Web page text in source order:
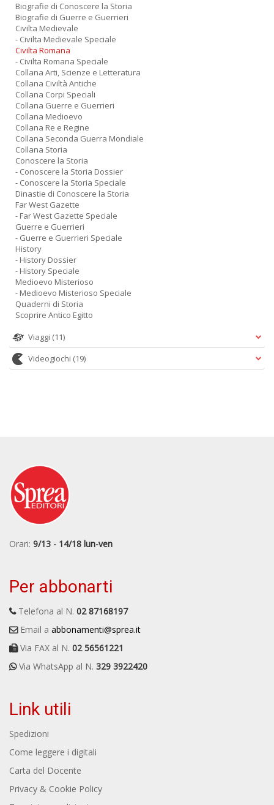
Biografie di Conoscere la Storia
Biografie di Guerre e Guerrieri
Civilta Medievale
- Civilta Medievale Speciale
Civilta Romana
- Civilta Romana Speciale
Collana Arti, Scienze e Letteratura
Collana Civiltà Antiche
Collana Corpi Speciali
Collana Guerre e Guerrieri
Collana Medioevo
Collana Re e Regine
Collana Seconda Guerra Mondiale
Collana Storia
Conoscere la Storia
- Conoscere la Storia Dossier
- Conoscere la Storia Speciale
Dinastie di Conoscere la Storia
Far West Gazette
- Far West Gazette Speciale
Guerre e Guerrieri
- Guerre e Guerrieri Speciale
History
- History Dossier
- History Speciale
Medioevo Misterioso
- Medioevo Misterioso Speciale
Quaderni di Storia
Scoprire Antico Egitto
Viaggi (11)
Videogiochi (19)
Orari: 9/13 - 14/18 lun-ven
Per abbonarti
Telefona al N. 02 87168197
Email a abbonamenti@sprea.it
Via FAX al N. 02 56561221
Via WhatsApp al N. 329 3922420
Link utili
Spedizioni
Come leggere i digitali
Carta del Docente
Privacy & Cookie Policy